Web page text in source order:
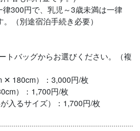
300円で、乳児～3歳未満は一律
（別途宿泊手続き必要）
トバッグからお選びください。（複
✕ 180cm）：3,000円/枚
）：1,700円/枚
入るサイズ）：1,700円/枚